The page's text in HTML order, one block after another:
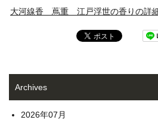
大河線香 蔦重 江戸浮世の香りの詳
Archives
2026年07月